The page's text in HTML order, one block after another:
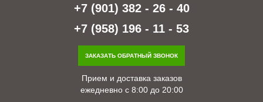
+7 (901) 382 - 26 - 40
+7 (958) 196 - 11 - 53
ЗАКАЗАТЬ ОБРАТНЫЙ ЗВОНОК
Прием и доставка заказов
ежедневно с 8:00 до 20:00